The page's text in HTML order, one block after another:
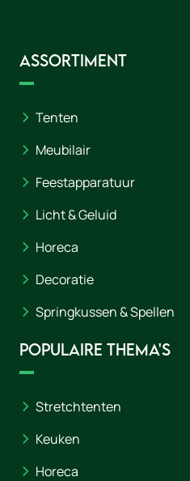
Assortiment
Tenten
Meubilair
Feestapparatuur
Licht & Geluid
Horeca
Decoratie
Springkussen & Spellen
Populaire thema's
Stretchtenten
Keuken
Horeca